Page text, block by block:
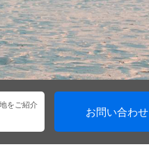
をご紹介 お問い合わせ